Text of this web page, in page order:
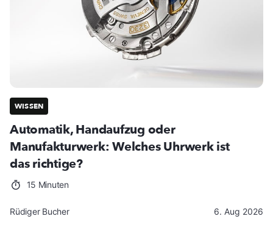
WISSEN
Automatik, Handaufzug oder
Manufakturwerk: Welches Uhrwerk ist
das richtige?
15 Minuten
Rüdiger Bucher 6. Aug 2026